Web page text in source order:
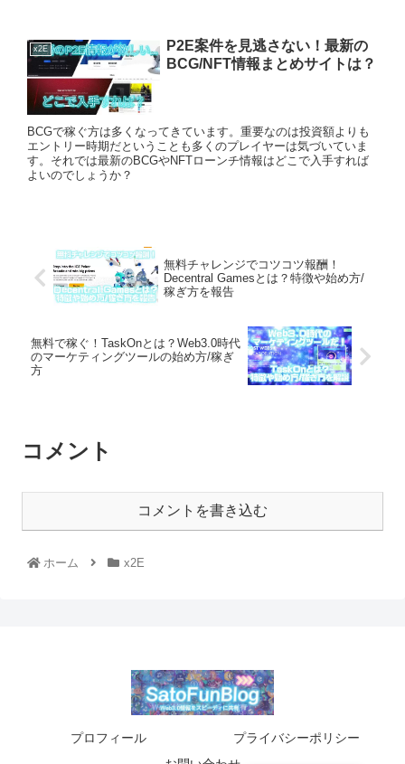
x2E
P2E案件を見逃さない！最新の
BCG/NFT情報まとめサイトは？
BCGで稼ぐ方は多くなってきています。重要なのは投資額よりも
エントリー時期だということも多くのプレイヤーは気づいていま
す。それでは最新のBCGやNFTローンチ情報はどこで入手すれば
よいのでしょうか？
無料チャレンジでコツコツ報酬！
Decentral Gamesとは？特徴や始め方/
稼ぎ方を報告
無料で稼ぐ！TaskOnとは？Web3.0時代
のマーケティングツールの始め方/稼ぎ
方
コメント
コメントを書き込む
ホーム x2E
プロフィール
プライバシーポリシー